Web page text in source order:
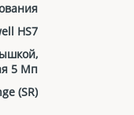
HS7
5 Мп
(SR)